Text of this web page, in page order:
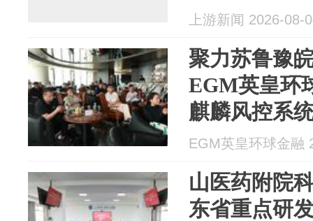
上游新闻 2026-08-
聚力苏鲁豫
EGM英皇环
麒麟风控系
EGM英皇环球金融
山医药附院
东省重点研